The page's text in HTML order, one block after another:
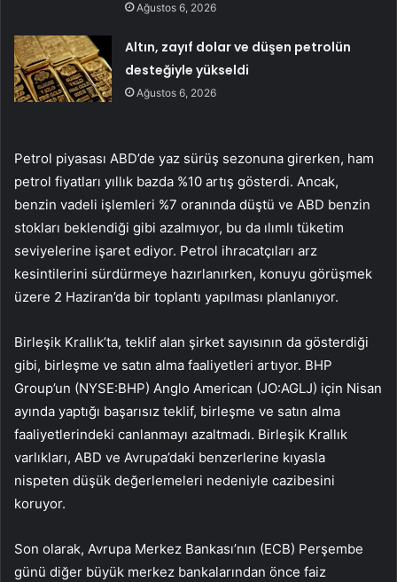
Ağustos 6, 2026
Altın, zayıf dolar ve düşen petrolün
desteğiyle yükseldi
Ağustos 6, 2026
Petrol piyasası ABD’de yaz sürüş sezonuna girerken, ham
petrol fiyatları yıllık bazda %10 artış gösterdi. Ancak,
benzin vadeli işlemleri %7 oranında düştü ve ABD benzin
stokları beklendiği gibi azalmıyor, bu da ılımlı tüketim
seviyelerine işaret ediyor. Petrol ihracatçıları arz
kesintilerini sürdürmeye hazırlanırken, konuyu görüşmek
üzere 2 Haziran’da bir toplantı yapılması planlanıyor.
Birleşik Krallık’ta, teklif alan şirket sayısının da gösterdiği
gibi, birleşme ve satın alma faaliyetleri artıyor. BHP
Group’un (NYSE:BHP) Anglo American (JO:AGLJ) için Nisan
ayında yaptığı başarısız teklif, birleşme ve satın alma
faaliyetlerindeki canlanmayı azaltmadı. Birleşik Krallık
varlıkları, ABD ve Avrupa’daki benzerlerine kıyasla
nispeten düşük değerlemeleri nedeniyle cazibesini
koruyor.
Son olarak, Avrupa Merkez Bankası’nın (ECB) Perşembe
günü diğer büyük merkez bankalarından önce faiz